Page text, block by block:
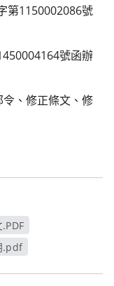
第1150002086號
號函辦
、修正條文、修
.pdf